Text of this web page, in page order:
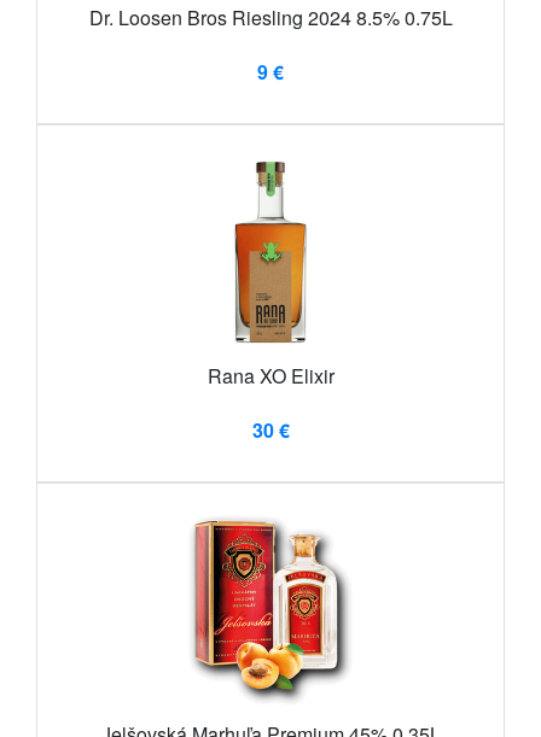
Dr. Loosen Bros Riesling 2024 8.5% 0.75L
9 €
Rana XO Elixir
30 €